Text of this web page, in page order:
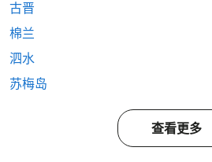
古晋
棉兰
泗水
苏梅岛
查看更多